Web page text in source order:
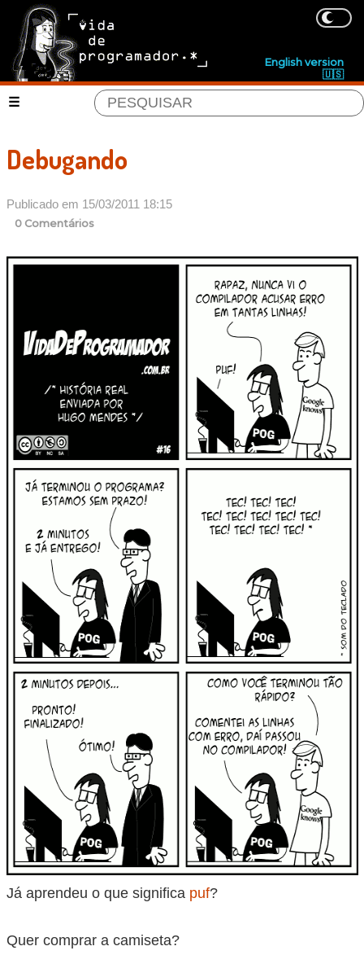
English version
🇺🇸
Debugando
Publicado em 15/03/2011 18:15
0 Comentários
Já aprendeu o que significa puf?
Quer comprar a camiseta?